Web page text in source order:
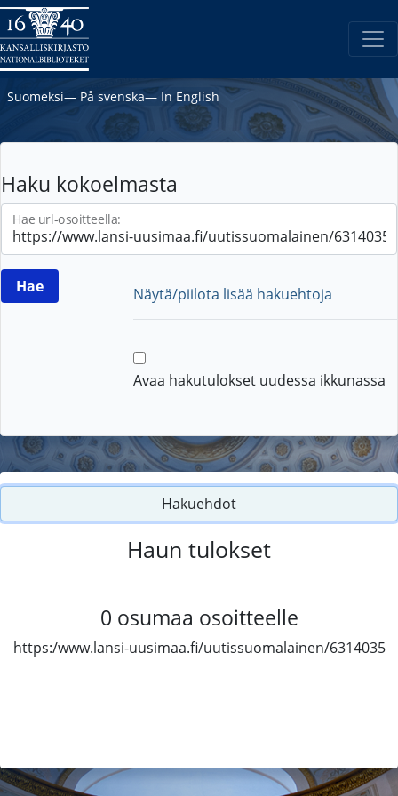
Suomeksi― På svenska― In English
Haku kokoelmasta
Hae url-osoitteella:
Näytä/piilota lisää hakuehtoja
Avaa hakutulokset uudessa ikkunassa
Hakuehdot
Haun tulokset
0 osumaa osoitteelle
https:/www.lansi-uusimaa.fi/uutissuomalainen/6314035